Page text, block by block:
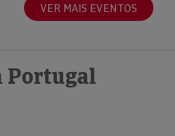
VER MAIS EVENTOS
Portugal